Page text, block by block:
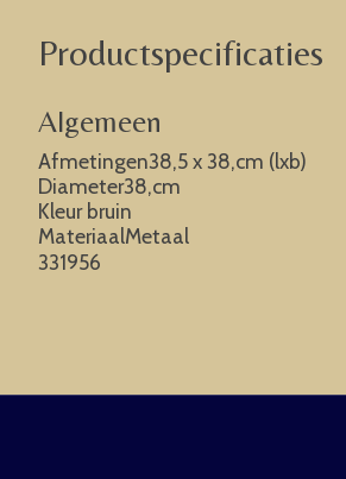
Productspecificaties
Algemeen
Afmetingen38,5 x 38,cm (lxb)
Diameter38,cm
Kleur bruin
MateriaalMetaal
331956